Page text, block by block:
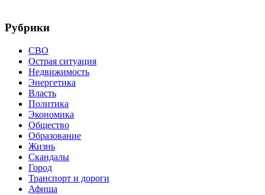
Рубрики
СВО
Острая ситуация
Недвижимость
Энергетика
Власть
Политика
Экономика
Общество
Образование
Жизнь
Скандалы
Город
Транспорт и дороги
Афиша